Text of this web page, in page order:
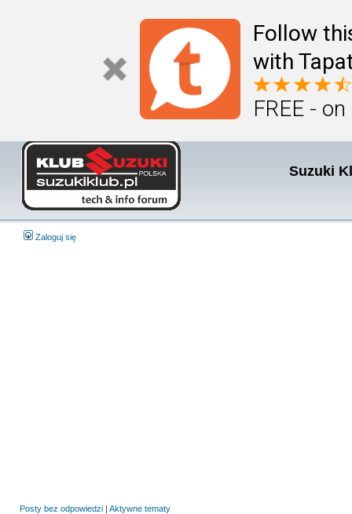
Follow
with
FREE -
Suzuki
Zaloguj się
Posty bez odpowiedzi | Aktywne tematy